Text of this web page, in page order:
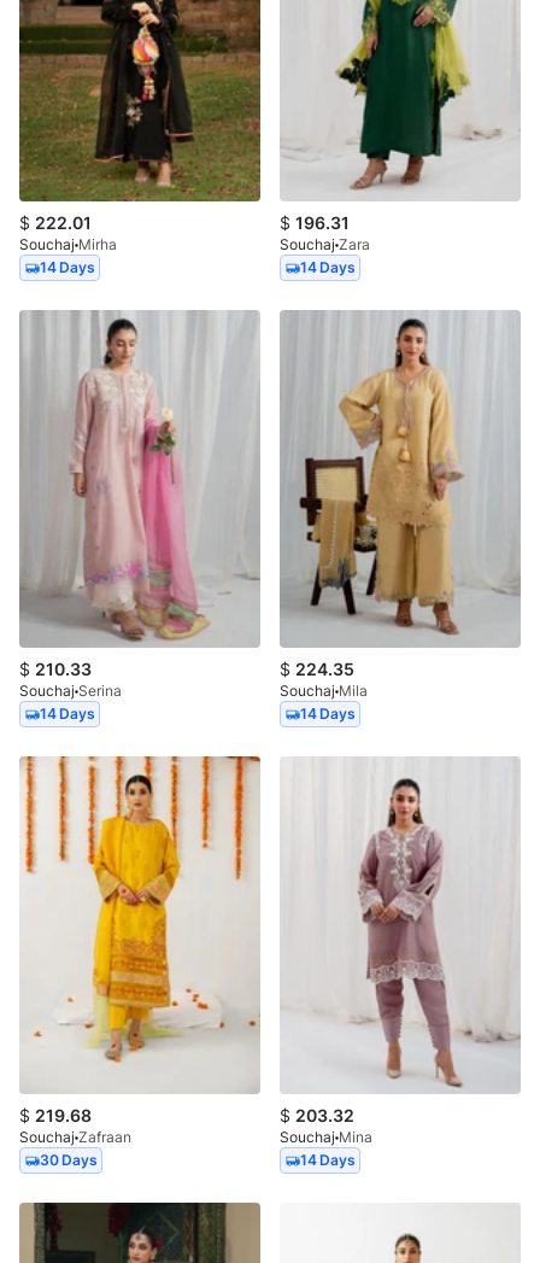
$ 222.01
Souchaj Mirha
14 Days
$ 196.31
Souchaj Zara
14 Days
$ 210.33
Souchaj Serina
14 Days
$ 224.35
Souchaj Mila
14 Days
$ 219.68
Souchaj Zafraan
30 Days
$ 203.32
Souchaj Mina
14 Days